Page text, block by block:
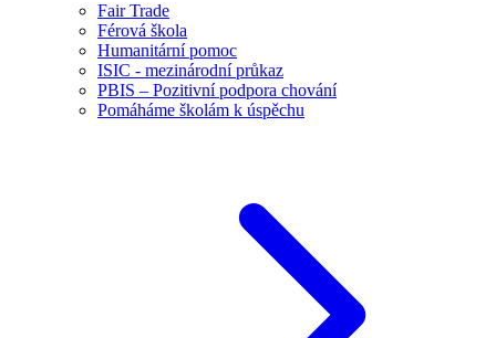
Fair Trade
Férová škola
Humanitární pomoc
ISIC - mezinárodní průkaz
PBIS – Pozitivní podpora chování
Pomáháme školám k úspěchu